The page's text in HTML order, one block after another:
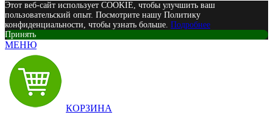
Этот веб-сайт использует COOKIE, чтобы улучшить ваш
пользовательский опыт. Посмотрите нашу Политику
конфиденциальности, чтобы узнать больше. Подробнее
Принять
МЕНЮ
КОРЗИНА